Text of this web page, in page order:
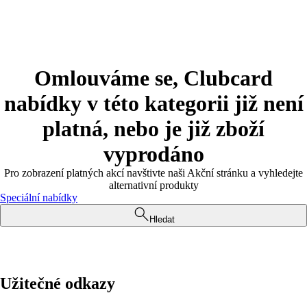
Omlouváme se, Clubcard
nabídky v této kategorii již není
platná, nebo je již zboží
vyprodáno
Pro zobrazení platných akcí navštivte naši Akční stránku a vyhledejte
alternativní produkty
Speciální nabídky
Hledat
Užitečné odkazy